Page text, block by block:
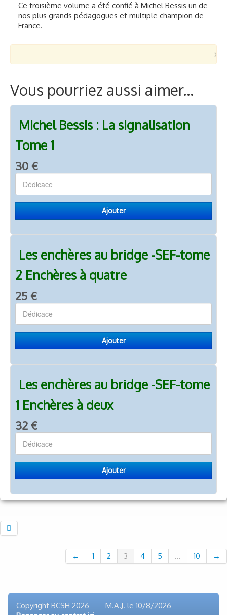
Ce troisième volume a été confié à Michel Bessis un de
nos plus grands pédagogues et multiple champion de
France.
×
Vous pourriez aussi aimer...
Michel Bessis : La signalisation
Tome 1
30 €
Ajouter
Les enchères au bridge -SEF-tome
2 Enchères à quatre
25 €
Ajouter
Les enchères au bridge -SEF-tome
1 Enchères à deux
32 €
Ajouter
← 1 2 3 4 5 ... 10 →
Copyright BCSH 2026 M.A.J. le 10/8/2026